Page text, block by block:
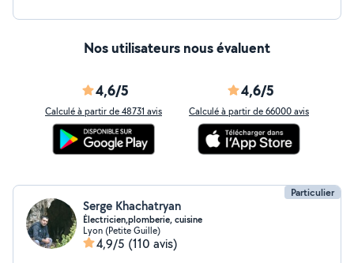
Nos utilisateurs nous évaluent
4,6/5
Calculé à partir de 48731 avis
4,6/5
Calculé à partir de 66000 avis
Particulier
Serge Khachatryan
Électricien,plomberie, cuisine
Lyon (Petite Guille)
4,9/5 (110 avis)